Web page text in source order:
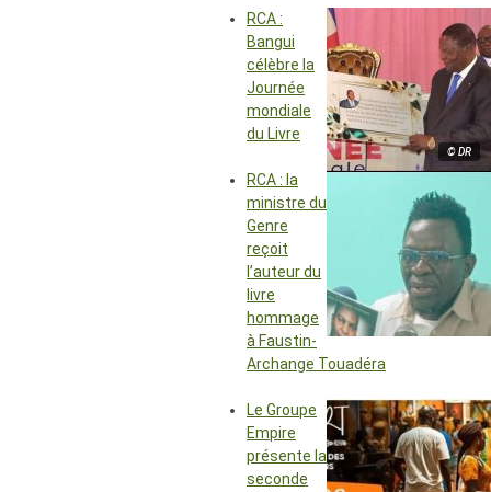
© DR
RCA :
Bangui
célèbre la
Journée
mondiale
du Livre
RCA : la
ministre du
Genre
reçoit
l’auteur du
livre
hommage
à Faustin-
Archange Touadéra
Le Groupe
Empire
présente la
seconde